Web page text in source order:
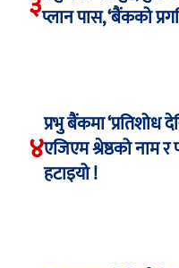
प्लान पास, ‘बैंकको
४
प्रभु बैंकमा ‘प्रतिशोध
एजिएम श्रेष्ठको नाम
हटाइयो !